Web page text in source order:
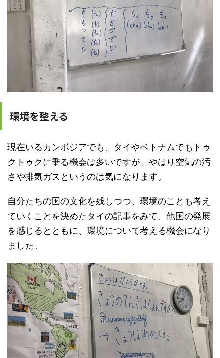
環境を整える
現在いるカンボジアでも、タイやベトナムでもトゥ
クトゥクに乗る機会は多いですが、やはり空気の汚
さや排気ガスというのは気になります。
自分たちの国の文化を残しつつ、環境のことも考え
ていくことを決めたタイの記事をみて、他国の発展
を感じるとともに、環境について考える機会になり
ました。